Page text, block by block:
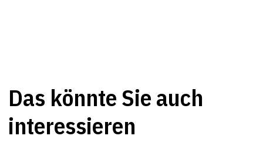
Das könnte Sie auch
interessieren